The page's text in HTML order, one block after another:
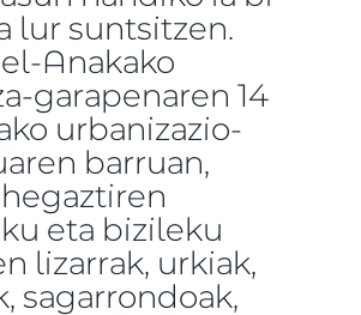
lur suntsitzen.
Anakako
garapenaren 14
urbanizazio-
barruan,
eta bizileku
lizarrak, urkiak,
sagarrondoak,